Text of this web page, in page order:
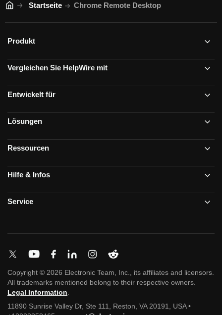
Startseite Chrome Remote Desktop
Produkt
Vergleichen Sie HelpWire mit
Entwickelt für
Lösungen
Ressourcen
Hilfe & Infos
Service
Copyright © 2026 Electronic Team, Inc., its affiliates and licensors.
All trademarks mentioned belong to their respective owners.
Legal Information
11890 Sunrise Valley Dr, Ste 111, Reston, VA 20191, USA •